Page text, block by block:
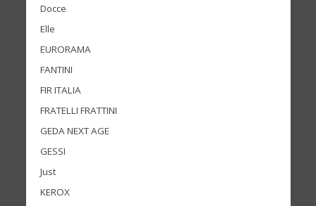
Docce
Elle
EURORAMA
FANTINI
FIR ITALIA
FRATELLI FRATTINI
GEDA NEXT AGE
GESSI
Just
KEROX